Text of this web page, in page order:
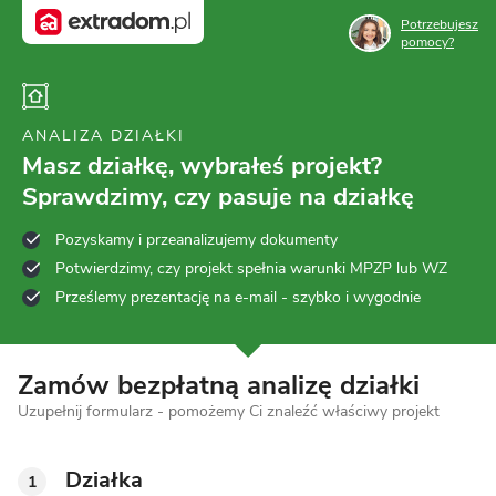
ANALIZA DZIAŁKI
Masz działkę, wybrałeś projekt?
Sprawdzimy, czy pasuje na działkę
Pozyskamy i przeanalizujemy dokumenty
Potwierdzimy, czy projekt spełnia warunki MPZP lub WZ
Prześlemy prezentację na e-mail - szybko i wygodnie
Potrzebujesz
pomocy?
Zamów bezpłatną analizę działki
Uzupełnij formularz - pomożemy Ci znaleźć właściwy projekt
1 Działka